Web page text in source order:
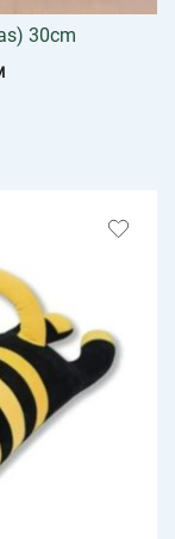
30cm